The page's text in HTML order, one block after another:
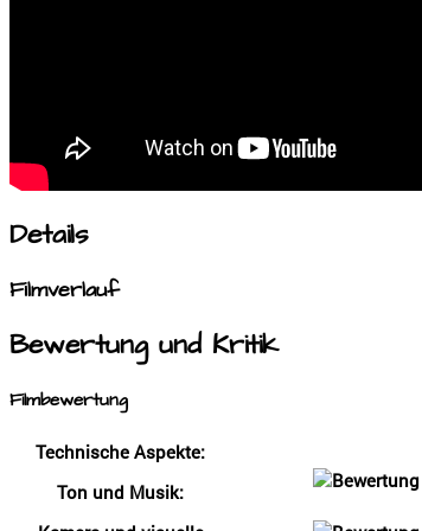
Details
Filmverlauf
Bewertung und Kritik
Filmbewertung
Technische Aspekte:
Ton und Musik: